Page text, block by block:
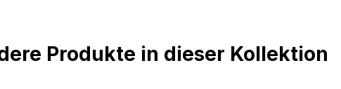
Produkte in dieser Kollektion